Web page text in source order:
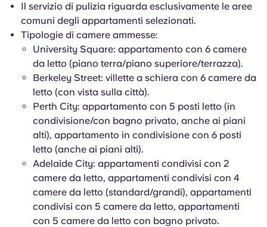
Il servizio di pulizia riguarda esclusivamente le aree
comuni degli appartamenti selezionati.
Tipologie di camere ammesse:
University Square: appartamento con 6 camere
da letto (piano terra/piano superiore/terrazza).
Berkeley Street: villette a schiera con 6 camere da
letto (con vista sulla città).
Perth City: appartamento con 5 posti letto (in
condivisione/con bagno privato, anche ai piani
alti), appartamento in condivisione con 6 posti
letto (anche ai piani alti).
Adelaide City: appartamenti condivisi con 2
camere da letto, appartamenti condivisi con 4
camere da letto (standard/grandi), appartamenti
condivisi con 5 camere da letto, appartamenti
con 5 camere da letto con bagno privato.